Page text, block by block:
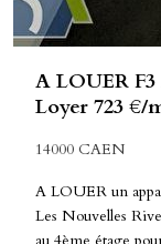
A LOUER
Loyer 723 €/
14000 CAEN
A LOUER un
Les Nouvelles
au 4ème étage